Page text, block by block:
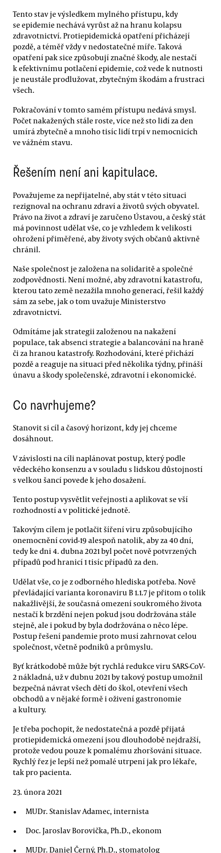
Tento stav je výsledkem mylného přístupu, kdy
se epidemie nechává vyrůst až na hranu kolapsu
zdravotnictví. Protiepidemická opatření přicházejí
pozdě, a téměř vždy v nedostatečné míře. Taková
opatření pak sice způsobují značné škody, ale nestačí
k efektivnímu potlačení epidemie, což vede k nutnosti
je neustále prodlužovat, zbytečným škodám a frustraci
všech.
Pokračování v tomto samém přístupu nedává smysl.
Počet nakažených stále roste, více než sto lidí za den
umírá zbytečně a mnoho tisíc lidí trpí v nemocnicích
ve vážném stavu.
Řešením není ani kapitulace.
Považujeme za nepřijatelné, aby stát v této situaci
rezignoval na ochranu zdraví a životů svých obyvatel.
Právo na život a zdraví je zaručeno Ústavou, a český stát
má povinnost udělat vše, co je vzhledem k velikosti
ohrožení přiměřené, aby životy svých občanů aktivně
chránil.
Naše společnost je založena na solidaritě a společné
zodpovědnosti. Není možné, aby zdravotní katastrofu,
kterou tato země nezažila mnoho generací, řešil každý
sám za sebe, jak o tom uvažuje Ministerstvo
zdravotnictví.
Odmítáme jak strategii založenou na nakažení
populace, tak absenci strategie a balancování na hraně
či za hranou katastrofy. Rozhodování, které přichází
pozdě a reaguje na situaci před několika týdny, přináší
únavu a škody společenské, zdravotní i ekonomické.
Co navrhujeme?
Stanovit si cíl a časový horizont, kdy jej chceme
dosáhnout.
V závislosti na cíli naplánovat postup, který podle
vědeckého konsenzu a v souladu s lidskou důstojností
s velkou šancí povede k jeho dosažení.
Tento postup vysvětlit veřejnosti a aplikovat se vší
rozhodností a v politické jednotě.
Takovým cílem je potlačit šíření viru způsobujícího
onemocnění covid-19 alespoň natolik, aby za 40 dní,
tedy ke dni 4. dubna 2021 byl počet nově potvrzených
případů pod hranicí 1 tisíc případů za den.
Udělat vše, co je z odborného hlediska potřeba. Nově
převládající varianta koronaviru B 1.1.7 je přitom o tolik
nakažlivější, že současná omezení soukromého života
nestačí k brzdění nejen pokud jsou dodržována stále
stejně, ale i pokud by byla dodržována o něco lépe.
Postup řešení pandemie proto musí zahrnovat celou
společnost, včetně podniků a průmyslu.
Byť krátkodobě může být rychlá redukce viru SARS-CoV-
2 nákladná, už v dubnu 2021 by takový postup umožnil
bezpečná návrat všech dětí do škol, otevření všech
obchodů a v nějaké formě i oživení gastronomie
a kultury.
Je třeba pochopit, že nedostatečná a pozdě přijatá
protiepidemická omezení jsou dlouhodobě nejdražší,
protože vedou pouze k pomalému zhoršování situace.
Rychlý řez je lepší než pomalé utrpení jak pro lékaře,
tak pro pacienta.
23. února 2021
MUDr. Stanislav Adamec, internista
Doc. Jaroslav Borovička, Ph.D., ekonom
MUDr. Daniel Černý, Ph.D., stomatolog